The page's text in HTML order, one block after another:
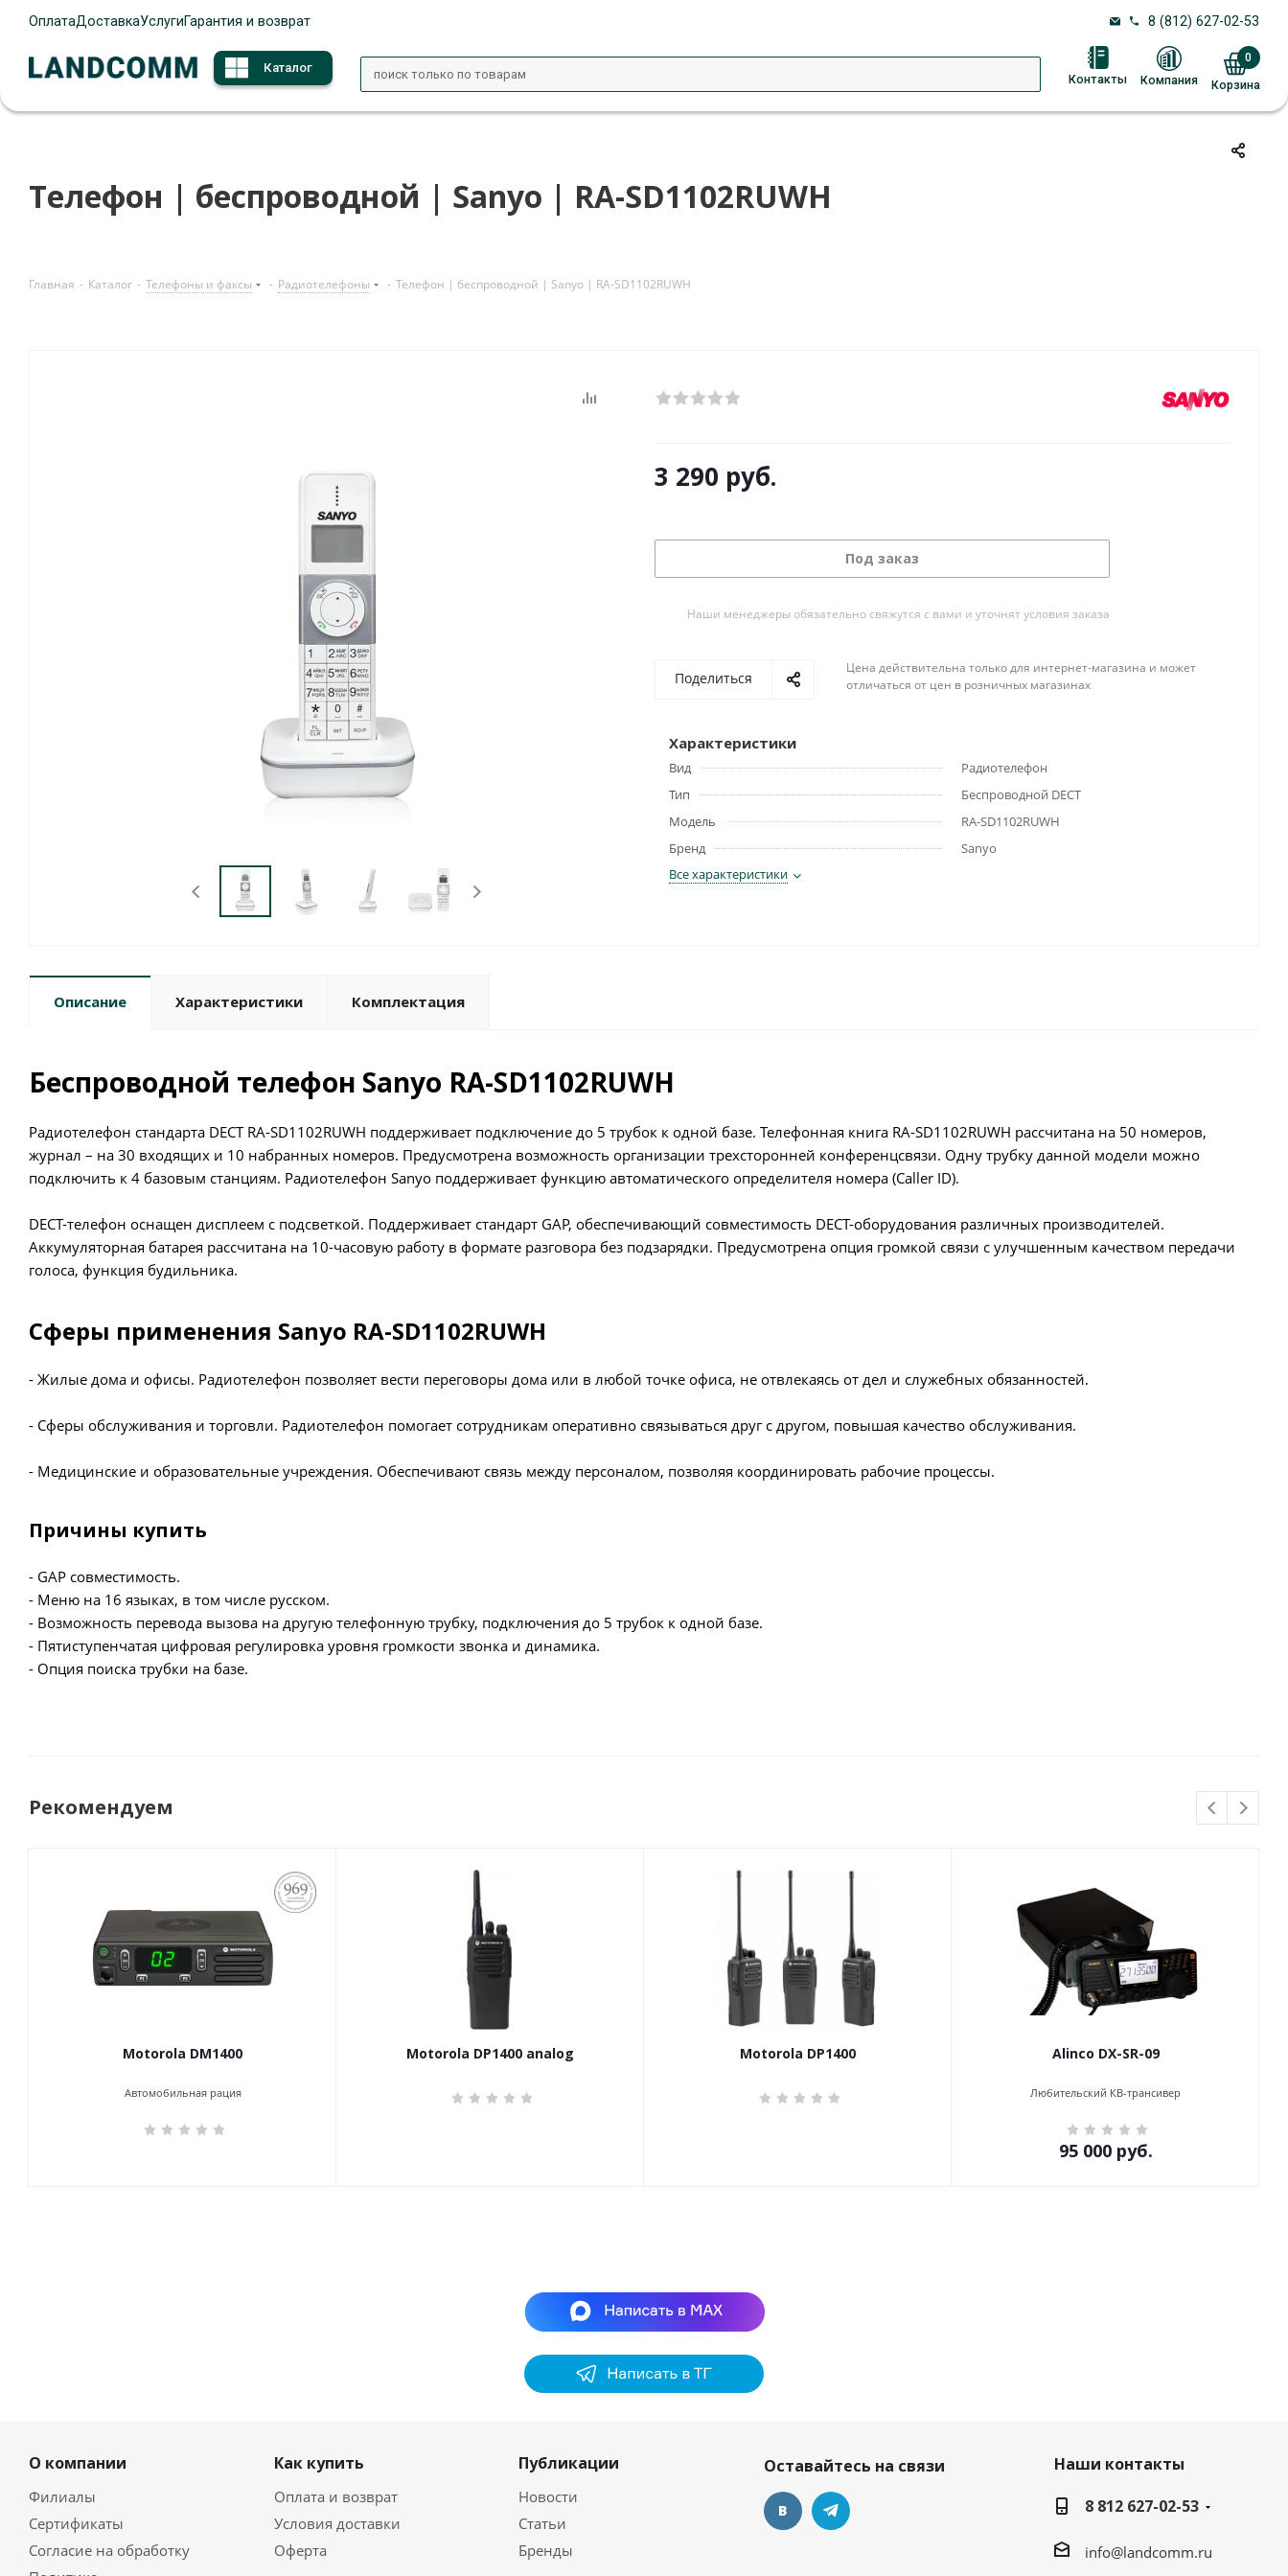
ОплатаДоставкаУслугиГарантия и возврат 8 (812) 627-02-53
Каталог
Контакты Компания Корзина
0
Телефон | беспроводной | Sanyo | RA-SD1102RUWH
Главная - Каталог - Телефоны и факсы - Радиотелефоны - Телефон | беспроводной | Sanyo | RA-SD1102RUWH
3 290 руб.
Под заказ
Наши менеджеры обязательно свяжутся с вами и уточнят условия заказа
Поделиться
Цена действительна только для интернет-магазина и может
отличаться от цен в розничных магазинах
Характеристики
Вид
Радиотелефон
Тип
Беспроводной DECT
Модель
RA-SD1102RUWH
Бренд
Sanyo
Все характеристики
Описание Характеристики Комплектация
Беспроводной телефон Sanyo RA-SD1102RUWH
Радиотелефон стандарта DECT RA-SD1102RUWH поддерживает подключение до 5 трубок к одной базе. Телефонная книга RA-SD1102RUWH рассчитана на 50 номеров,
журнал – на 30 входящих и 10 набранных номеров. Предусмотрена возможность организации трехсторонней конференцсвязи. Одну трубку данной модели можно
подключить к 4 базовым станциям. Радиотелефон Sanyo поддерживает функцию автоматического определителя номера (Caller ID).
DECT-телефон оснащен дисплеем с подсветкой. Поддерживает стандарт GAP, обеспечивающий совместимость DECT-оборудования различных производителей.
Аккумуляторная батарея рассчитана на 10-часовую работу в формате разговора без подзарядки. Предусмотрена опция громкой связи с улучшенным качеством передачи
голоса, функция будильника.
Сферы применения Sanyo RA-SD1102RUWH
- Жилые дома и офисы. Радиотелефон позволяет вести переговоры дома или в любой точке офиса, не отвлекаясь от дел и служебных обязанностей.
- Сферы обслуживания и торговли. Радиотелефон помогает сотрудникам оперативно связываться друг с другом, повышая качество обслуживания.
- Медицинские и образовательные учреждения. Обеспечивают связь между персоналом, позволяя координировать рабочие процессы.
Причины купить
- GAP совместимость.
- Меню на 16 языках, в том числе русском.
- Возможность перевода вызова на другую телефонную трубку, подключения до 5 трубок к одной базе.
- Пятиступенчатая цифровая регулировка уровня громкости звонка и динамика.
- Опция поиска трубки на базе.
Рекомендуем
ПОСТАНОВЛЕНИЕ
969
Motorola DM1400
Автомобильная рация
Motorola DP1400 analog Motorola DP1400 Alinco DX-SR-09
Любительский КВ-трансивер
95 000руб.
О компании
Филиалы
Сертификаты
Согласие на обработку
Как купить
Оплата и возврат
Условия доставки
Оферта
Публикации
Новости
Статьи
Бренды
Оставайтесь на связи
Наши контакты
8 812 627-02-53
info@landcomm.ru